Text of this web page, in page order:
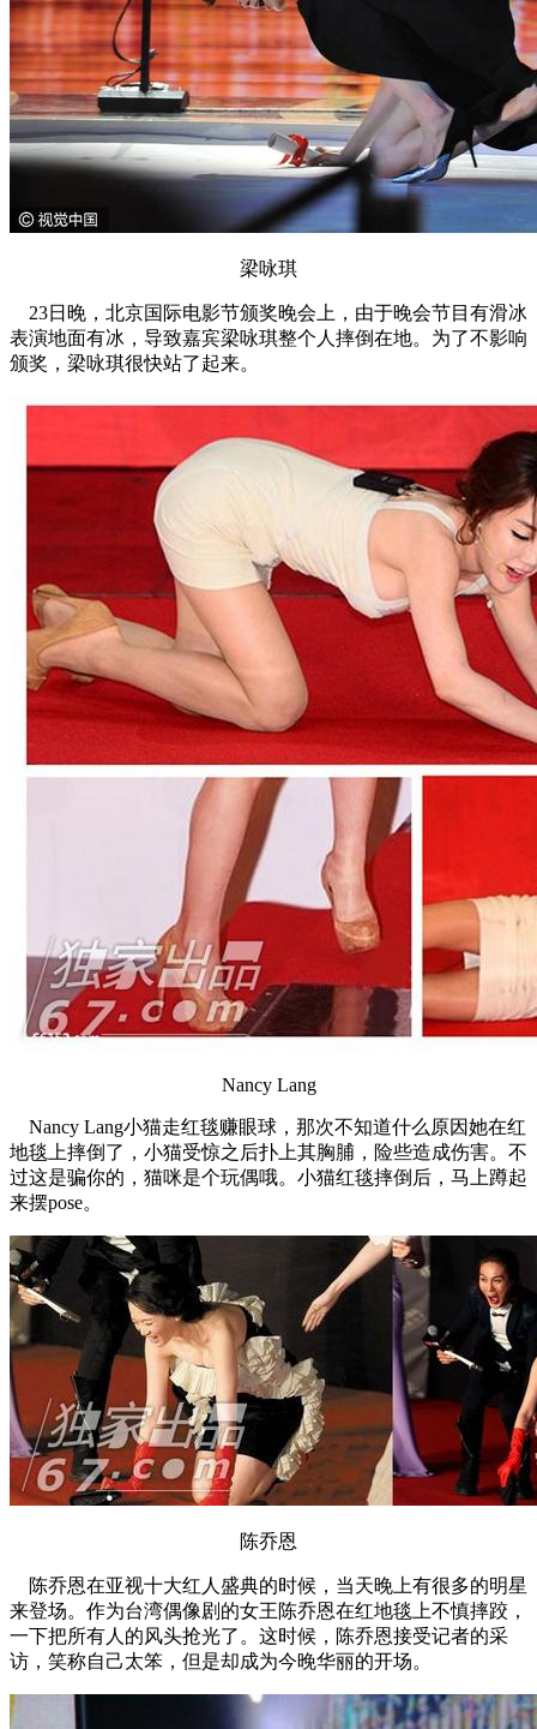
梁咏琪
23日晚，北京国际电影节颁奖晚会上，由于晚会节目有滑冰
表演地面有冰，导致嘉宾梁咏琪整个人摔倒在地。为了不影响
颁奖，梁咏琪很快站了起来。
Nancy Lang
Nancy Lang小猫走红毯赚眼球，那次不知道什么原因她在红
地毯上摔倒了，小猫受惊之后扑上其胸脯，险些造成伤害。不
过这是骗你的，猫咪是个玩偶哦。小猫红毯摔倒后，马上蹲起
来摆pose。
陈乔恩
陈乔恩在亚视十大红人盛典的时候，当天晚上有很多的明星
来登场。作为台湾偶像剧的女王陈乔恩在红地毯上不慎摔跤，
一下把所有人的风头抢光了。这时候，陈乔恩接受记者的采
访，笑称自己太笨，但是却成为今晚华丽的开场。